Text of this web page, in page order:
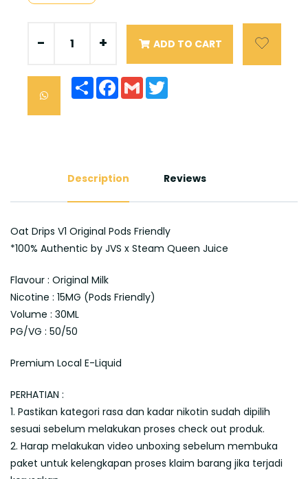
- + ADD TO CART
Share Facebook
Gmail
Description Reviews
Oat Drips V1 Original Pods Friendly
*100% Authentic by JVS x Steam Queen Juice
Flavour : Original Milk
Nicotine : 15MG (Pods Friendly)
Volume : 30ML
PG/VG : 50/50
Premium Local E-Liquid
PERHATIAN :
1. Pastikan kategori rasa dan kadar nikotin sudah dipilih
sesuai sebelum melakukan proses check out produk.
2. Harap melakukan video unboxing sebelum membuka
paket untuk kelengkapan proses klaim barang jika terjadi